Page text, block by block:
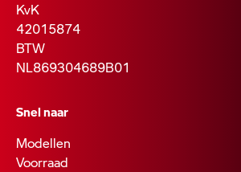
KvK
42015874
BTW
NL869304689B01
Snel naar
Modellen
Voorraad